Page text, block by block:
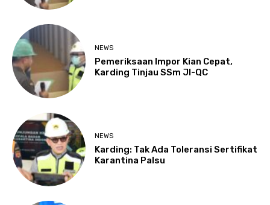
NEWS
Pemeriksaan Impor Kian Cepat,
Karding Tinjau SSm JI-QC
NEWS
Karding: Tak Ada Toleransi Sertifikat
Karantina Palsu